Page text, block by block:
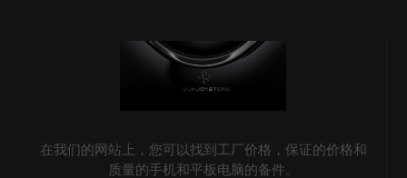
在我们的网站上，您可以找到工厂价格，保证的价格和
质量的手机和平板电脑的备件。